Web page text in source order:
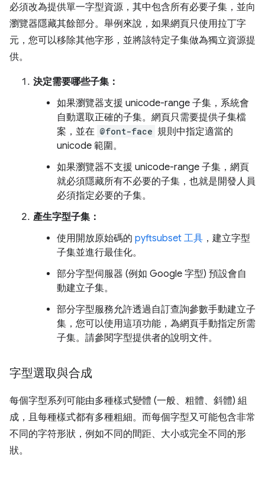
必須改為提供單一字型資源，其中包含所有必要子集，並向
瀏覽器隱藏其餘部分。舉例來說，如果網頁只使用拉丁字
元，您可以移除其他字形，並將該特定子集做為獨立資源提
供。
決定需要哪些子集：
如果瀏覽器支援 unicode-range 子集，系統會
自動選取正確的子集。網頁只需要提供子集檔
案，並在 @font-face 規則中指定適當的
unicode 範圍。
如果瀏覽器不支援 unicode-range 子集，網頁
就必須隱藏所有不必要的子集，也就是開發人員
必須指定必要的子集。
產生字型子集：
使用開放原始碼的 pyftsubset 工具 ，建立字型
子集並進行最佳化。
部分字型伺服器 (例如 Google 字型) 預設會自
動建立子集。
部分字型服務允許透過自訂查詢參數手動建立子
集，您可以使用這項功能，為網頁手動指定所需
子集。請參閱字型提供者的說明文件。
字型選取與合成
每個字型系列可能由多種樣式變體 (一般、粗體、斜體) 組
成，且每種樣式都有多種粗細。而每個字型又可能包含非常
不同的字符形狀，例如不同的間距、大小或完全不同的形
狀。